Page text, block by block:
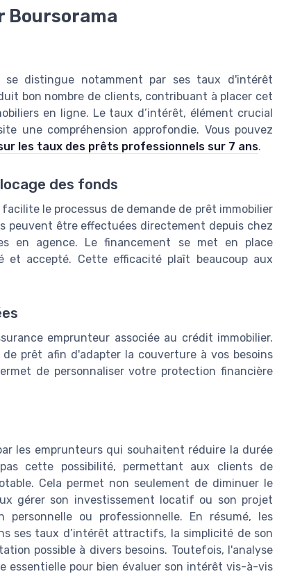
Boursorama
se distingue notamment par ses taux d'intérêt
bon nombre de clients, contribuant à placer cet
en ligne. Le taux d’intérêt, élément crucial
une compréhension approfondie. Vous pouvez
les taux des prêts professionnels sur 7 ans.
des fonds
le processus de demande de prêt immobilier
peuvent être effectuées directement depuis chez
en agence. Le financement se met en place
et accepté. Cette efficacité plaît beaucoup aux
emprunteur associée au crédit immobilier.
prêt afin d'adapter la couverture à vos besoins
de personnaliser votre protection financière
les emprunteurs qui souhaitent réduire la durée
cette possibilité, permettant aux clients de
Cela permet non seulement de diminuer le
gérer son investissement locatif ou son projet
ou professionnelle. En résumé, les
ses taux d’intérêt attractifs, la simplicité de son
possible à divers besoins. Toutefois, l'analyse
essentielle pour bien évaluer son intérêt vis-à-vis